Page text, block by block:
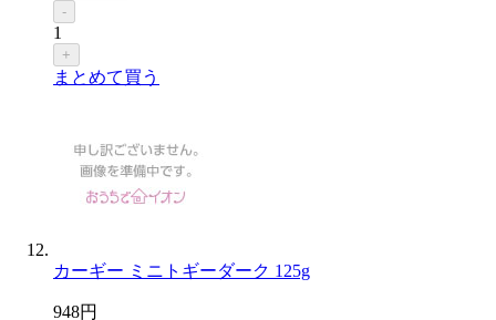
-
1
+
まとめて買う
カーギー ミニトギーダーク 125g
948円